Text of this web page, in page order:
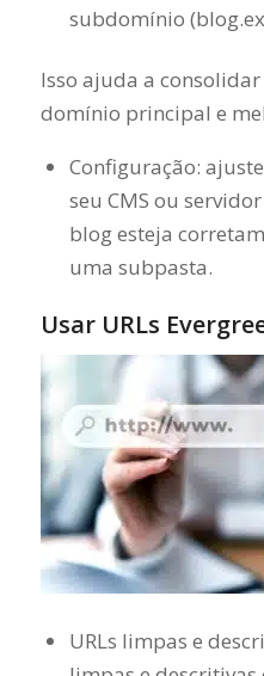
subdomínio
Isso ajuda a
domínio principal e
Configuração:
seu CMS ou
blog esteja
uma subpasta.
Usar URLs
URLs limpas e